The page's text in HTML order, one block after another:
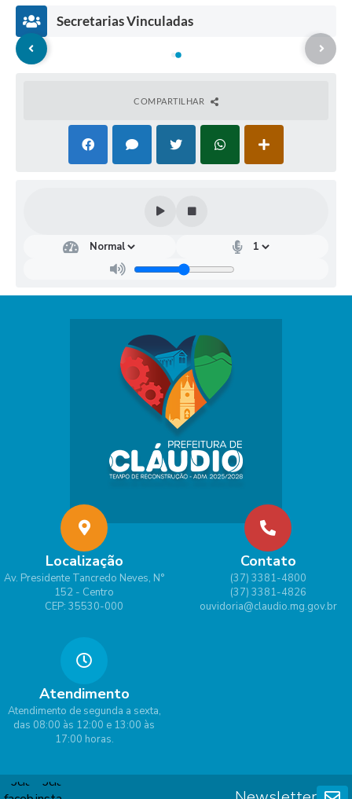
Secretarias Vinculadas
men
nici
COMPARTILHAR
Localização
Av. Presidente Tancredo Neves, N°
152 - Centro
CEP: 35530-000
Contato
(37) 3381-4800
(37) 3381-4826
ouvidoria@claudio.mg.gov.br
Atendimento
Atendimento de segunda a sexta,
das 08:00 às 12:00 e 13:00 às
17:00 horas.